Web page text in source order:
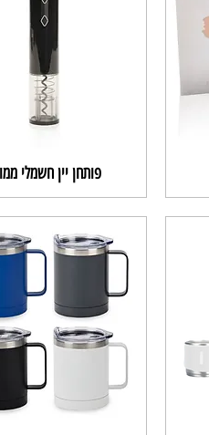
פותחן יין חשמלי